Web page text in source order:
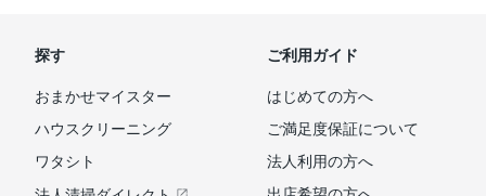
探す
おまかせマイスター
ハウスクリーニング
ワタシト
ご利用ガイド
はじめての方へ
ご満足度保証について
法人利用の方へ